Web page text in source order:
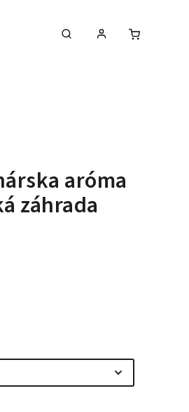
BYTOVÉ PARFÉMY
aróma
záhrada